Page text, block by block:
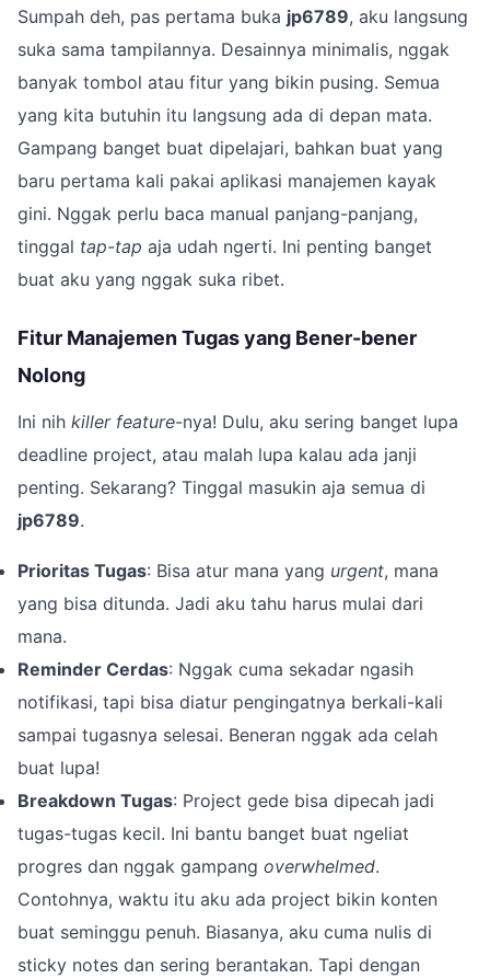
Sumpah deh, pas pertama buka jp6789, aku langsung
suka sama tampilannya. Desainnya minimalis, nggak
banyak tombol atau fitur yang bikin pusing. Semua
yang kita butuhin itu langsung ada di depan mata.
Gampang banget buat dipelajari, bahkan buat yang
baru pertama kali pakai aplikasi manajemen kayak
gini. Nggak perlu baca manual panjang-panjang,
tinggal tap-tap aja udah ngerti. Ini penting banget
buat aku yang nggak suka ribet.
Fitur Manajemen Tugas yang Bener-bener
Nolong
Ini nih killer feature-nya! Dulu, aku sering banget lupa
deadline project, atau malah lupa kalau ada janji
penting. Sekarang? Tinggal masukin aja semua di
jp6789.
Prioritas Tugas: Bisa atur mana yang urgent, mana
yang bisa ditunda. Jadi aku tahu harus mulai dari
mana.
Reminder Cerdas: Nggak cuma sekadar ngasih
notifikasi, tapi bisa diatur pengingatnya berkali-kali
sampai tugasnya selesai. Beneran nggak ada celah
buat lupa!
Breakdown Tugas: Project gede bisa dipecah jadi
tugas-tugas kecil. Ini bantu banget buat ngeliat
progres dan nggak gampang overwhelmed.
Contohnya, waktu itu aku ada project bikin konten
buat seminggu penuh. Biasanya, aku cuma nulis di
sticky notes dan sering berantakan. Tapi dengan